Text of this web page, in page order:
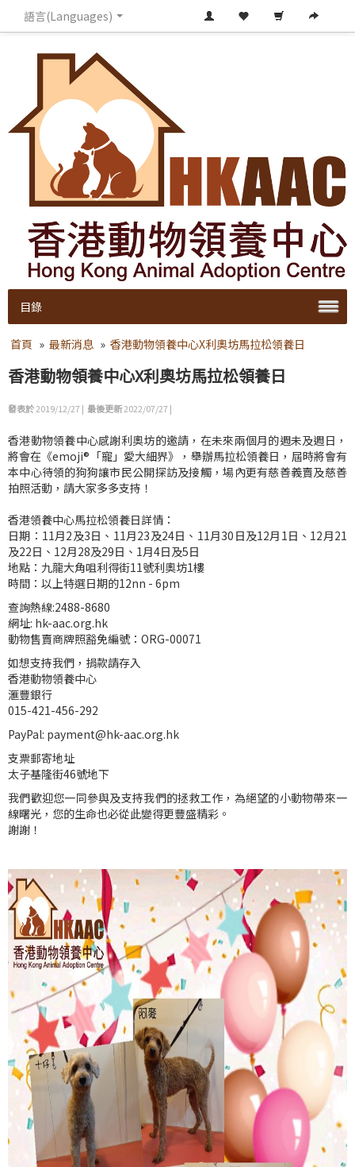
語言(Languages)
目錄
首頁 » 最新消息 » 香港動物領養中心X利奧坊馬拉松領養日
香港動物領養中心X利奧坊馬拉松領養日
發表於2019/12/27 | 最後更新2022/07/27 |
香港動物領養中心感謝利奧坊的邀請，在未來兩個月的週未及週日，
將會在《emoji®「寵」愛大細界》，舉辦馬拉松領養日，屆時將會有
本中心待領的狗狗讓市民公開探訪及接觸，場內更有慈善義賣及慈善
拍照活動，請大家多多支持！
香港領養中心馬拉松領養日詳情：
日期：11月2及3日、11月23及24日、11月30日及12月1日、12月21
及22日、12月28及29日、1月4日及5日
地點：九龍大角咀利得街11號利奧坊1樓
時間：以上特選日期的12nn - 6pm
查詢熱線:2488-8680
網址: hk-aac.org.hk
動物售賣商牌照豁免編號：ORG-00071
如想支持我們，捐款請存入
香港動物領養中心
滙豐銀行
015-421-456-292
PayPal: payment@hk-aac.org.hk
支票郵寄地址
太子基隆街46號地下
我們歡迎您一同參與及支持我們的拯救工作，為絕望的小動物帶來一
線曙光，您的生命也必從此變得更豐盛精彩。
謝謝！